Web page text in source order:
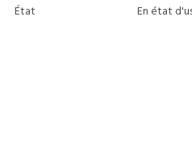
État
En état